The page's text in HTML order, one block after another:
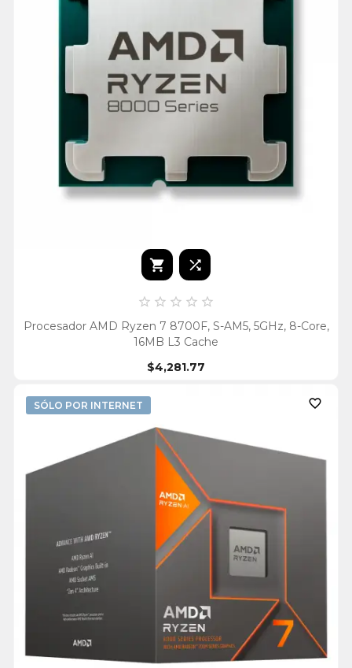
 
    
Procesador AMD Ryzen 7 8700F, S-AM5, 5GHz, 8-Core,
16MB L3 Cache
$4,281.77
SÓLO POR INTERNET 